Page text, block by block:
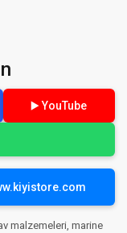
▶️ YouTube
av malzemeleri, marine